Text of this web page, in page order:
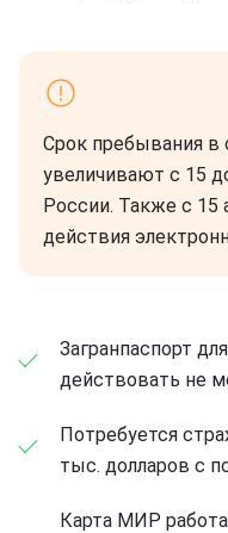
Срок пребывания в
увеличивают с 15
России. Также с 15
действия
Загранпаспорт
действовать не
Потребуется
тыс. долларов с
Карта МИР